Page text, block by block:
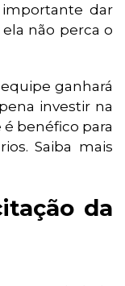
dar
não perca o
ganhará
investir na
benéfico para
Saiba mais
da